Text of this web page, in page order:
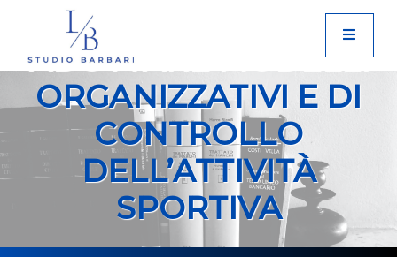
OBBLIGATORIO
ADOTTARE MODELLI
ORGANIZZATIVI E DI
CONTROLLO
DELL’ATTIVITÀ
SPORTIVA